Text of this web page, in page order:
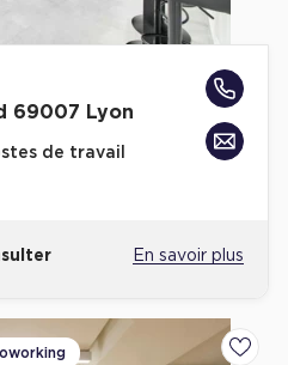
69007 Lyon
de travail
En savoir plus